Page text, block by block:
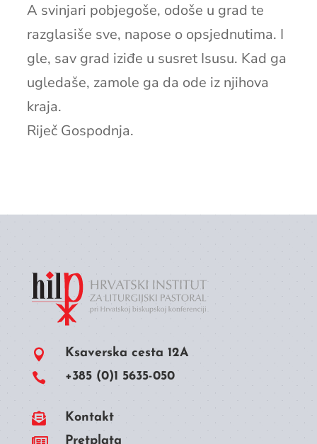
A svinjari pobjegoše, odoše u grad te
razglasiše sve, napose o opsjednutima. I
gle, sav grad iziđe u susret Isusu. Kad ga
ugledaše, zamole ga da ode iz njihova
kraja.
Riječ Gospodnja.
 Ksaverska cesta 12A
 +385 (0)1 5635-050
 Kontakt
Pretplata